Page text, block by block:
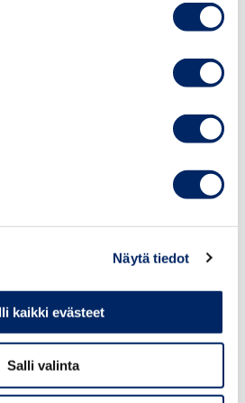
Näytä tiedot
kaikki evästeet
Salli valinta
vastanneilla. EU-maat ja
ympäri Suomen. Aineisto on